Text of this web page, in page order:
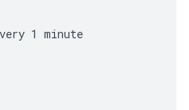
1 minute